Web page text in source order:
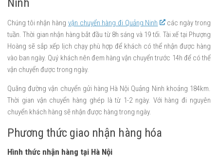
Chúng tôi nhận hàng vận chuyển hàng đi Quảng Ninh
các ngày trong
tuần. Thời gian nhận hàng bắt đầu từ 8h sáng và 19 tối. Tài xế tại Phượng
Hoàng sẽ sắp xếp lịch chạy phù hợp để khách có thể nhận được hàng
vào ban ngày. Quý khách nên đem hàng vận chuyển trước 14h để có thể
vận chuyển được trong ngày.
Quãng đường vận chuyển gửi hàng Hà Nội Quảng Ninh khoảng 184km.
Thời gian vận chuyển hàng ghép là từ 1-2 ngày. Với hàng đi nguyên
chuyển khách hàng sẽ nhận được hàng trong ngày.
Phương thức giao nhận hàng hóa
Hình thức nhận hàng tại Hà Nội